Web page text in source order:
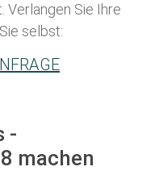
Verlangen Sie Ihre
selbst:
-
machen